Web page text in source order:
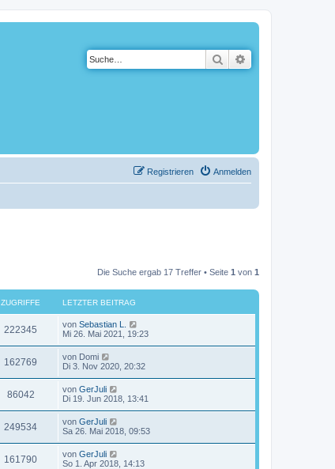
Suche
Anmelden
Registrieren
Die Suche ergab 17 Treffer • Seite 1 von 1
ZUGRIFFE LETZTER BEITRAG
222345 von Sebastian L.
Mi 26. Mai 2021, 19:23
162769 von Domi
Di 3. Nov 2020, 20:32
86042 von GerJuli
Di 19. Jun 2018, 13:41
249534 von GerJuli
Sa 26. Mai 2018, 09:53
161790 von GerJuli
So 1. Apr 2018, 14:13